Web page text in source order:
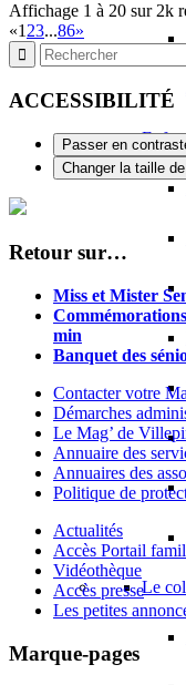
Le
Affichage 1 à 20 sur 2k
«1 23...86»
ACCESSIBILITÉ
Passer en
Changer la taille
Retour sur…
Miss et Mister
min
Banquet des
Contacter votre
Démarches
Le Mag’ de
Annuaire des
Annuaires des
Politique de
Actualités
Accès Portail
Vidéothèque
Accès presse
Les petites
Marque-pages